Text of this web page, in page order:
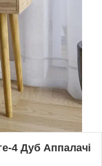
4 Дуб Аппалачі